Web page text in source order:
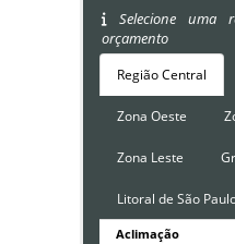
Selecione uma
orçamento
Região Central
Zona Oeste
Zona Leste
Litoral de São
Aclimação